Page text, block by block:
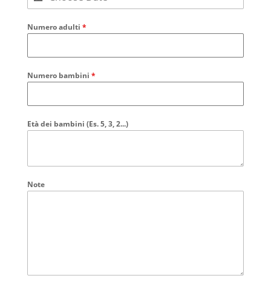
Numero adulti *
Numero bambini *
Età dei bambini (Es. 5, 3, 2...)
Note